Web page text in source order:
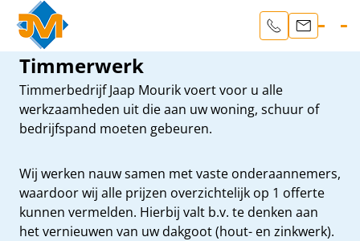
Timmerwerk
Timmerbedrijf Jaap Mourik voert voor u alle
werkzaamheden uit die aan uw woning, schuur of
bedrijfspand moeten gebeuren.
Wij werken nauw samen met vaste onderaannemers,
waardoor wij alle prijzen overzichtelijk op 1 offerte
kunnen vermelden. Hierbij valt b.v. te denken aan
het vernieuwen van uw dakgoot (hout- en zinkwerk).